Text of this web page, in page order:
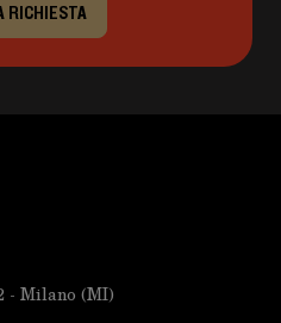
RICHIESTA
- Milano (MI)